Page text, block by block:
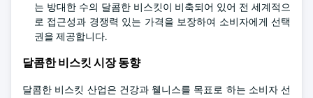
는 방대한 수의 달콤한 비스킷이 비축되어 있어 전 세계적으
로 접근성과 경쟁력 있는 가격을 보장하여 소비자에게 선택
권을 제공합니다.
달콤한 비스킷 시장 동향
달콤한 비스킷 산업은 건강과 웰니스를 목표로 하는 소비자 선